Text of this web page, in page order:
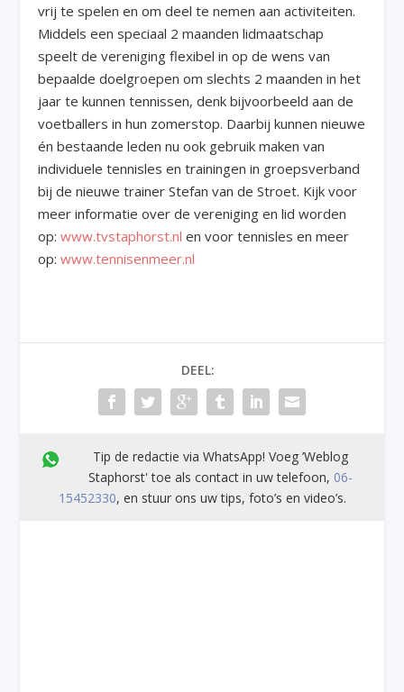
vrij te spelen en om deel te nemen aan activiteiten.
Middels een speciaal 2 maanden lidmaatschap
speelt de vereniging flexibel in op de wens van
bepaalde doelgroepen om slechts 2 maanden in het
jaar te kunnen tennissen, denk bijvoorbeeld aan de
voetballers in hun zomerstop. Daarbij kunnen nieuwe
én bestaande leden nu ook gebruik maken van
individuele tennisles en trainingen in groepsverband
bij de nieuwe trainer Stefan van de Stroet. Kijk voor
meer informatie over de vereniging en lid worden
op:www.tvstaphorst.nl en voor tennisles en meer
op:www.tennisenmeer.nl
DEEL:
Tip de redactie via WhatsApp! Voeg ’Weblog
Staphorst' toe als contact in uw telefoon, 06-
15452330, en stuur ons uw tips, foto’s en video’s.